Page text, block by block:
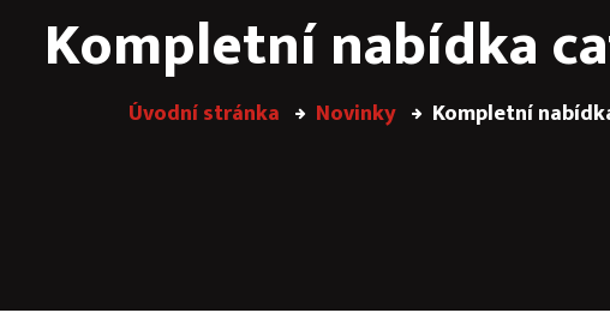
Kompletní nabídka
Úvodní stránka Novinky Kompletní